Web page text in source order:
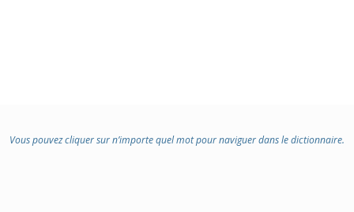
Vous pouvez cliquer sur n’importe quel mot pour naviguer dans le dictionnaire.